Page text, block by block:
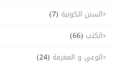
السنن الكونية (7)
الكتب (66)
الوعي و المعرفة (24)